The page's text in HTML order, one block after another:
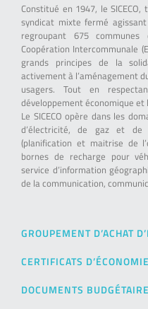
Constitué en 1947, le
syndicat mixte fermé
regroupant 675
Coopération Intercommunale
grands principes de la
activement à l’aménagement
usagers. Tout en
développement économique et
Le SICECO opère dans les
d’électricité, de gaz et de
(planification et maitrise de
bornes de recharge pour
service d’information
de la communication,
GROUPEMENT D’ACHAT
CERTIFICATS
DOCUMENTS